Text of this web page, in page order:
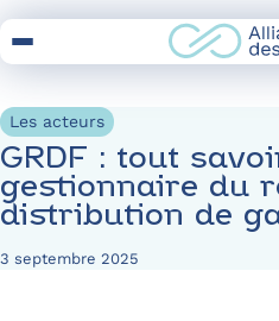
to
Les acteurs
GRDF : tout
gestionnaire du
distribution de
3 septembre 2025